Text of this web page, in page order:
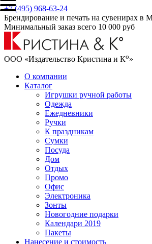
+7 (495) 968-63-24
Брендирование и печать на сувенирах в
Минимальный заказ всего 10 000 руб
ООО «Издательство Кристина и Ко»
О компании
Каталог
Игрушки ручной работы
Одежда
Ежедневники
Ручки
К праздникам
Сумки
Посуда
Дом
Отдых
Промо
Офис
Электроника
Зонты
Новогодние подарки
Календари 2019
Пакеты
Нанесение и стоимость